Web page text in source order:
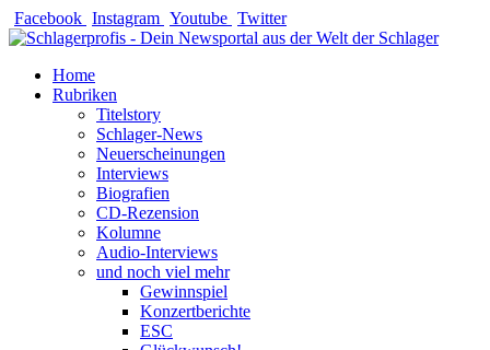
Zum
Inhalt
Facebook Instagram Youtube Twitter
Home
Rubriken
Titelstory
Schlager-News
Neuerscheinungen
Interviews
Biografien
CD-Rezension
Kolumne
Audio-Interviews
und noch viel mehr
Gewinnspiel
Konzertberichte
ESC